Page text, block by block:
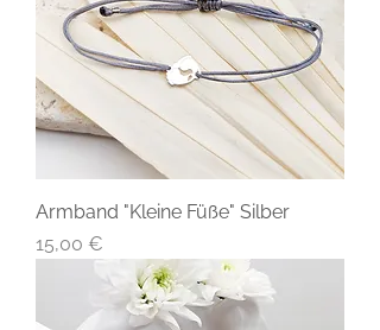
Armband "Kleine Füße" Silber
Preis
15,00 €